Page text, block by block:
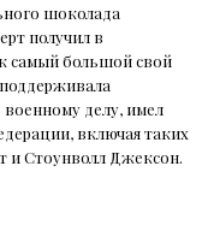
шоколада
получил в
самый большой свой
делу, имел
включая таких
и Стоунволл Джексон.